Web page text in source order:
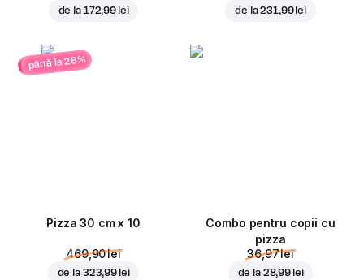
de la 172,99 lei de la231,99 lei
până la 26%
Pizza 30 cm x 10
469,90 lei
de la 323,99 lei
Combo pentru copii cu
pizza
36,97 lei
de la 28,99 lei